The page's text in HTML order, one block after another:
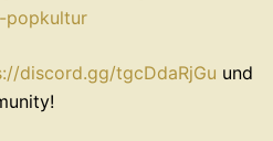
popkultur⁠⁠⁠⁠⁠⁠⁠⁠⁠⁠⁠⁠⁠⁠⁠⁠⁠⁠⁠⁠⁠⁠⁠⁠⁠⁠
discord.gg/tgcDdaRjGu ⁠⁠⁠und